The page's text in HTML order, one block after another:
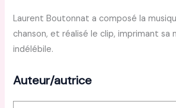
Laurent Boutonnat a composé la
chanson, et réalisé le clip, imprimant sa
indélébile.
Auteur/autrice